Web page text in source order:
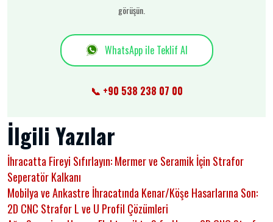
görüşün.
WhatsApp ile Teklif Al
📞 +90 538 238 07 00
İlgili Yazılar
İhracatta Fireyi Sıfırlayın: Mermer ve Seramik İçin Strafor
Seperatör Kalkanı
Mobilya ve Ankastre İhracatında Kenar/Köşe Hasarlarına Son:
2D CNC Strafor L ve U Profil Çözümleri